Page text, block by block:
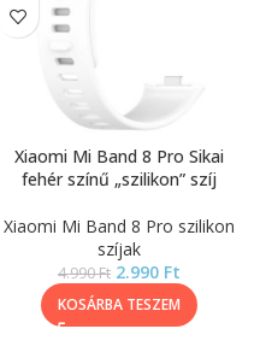
Xiaomi Mi Band 8 Pro Sikai
fehér színű „szilikon” szíj
Xiaomi Mi Band 8 Pro szilikon
szíjak
4.990Ft 2.990 Ft
KOSÁRBA TESZEM